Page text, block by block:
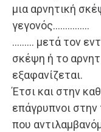
μια αρνητική
γεγονός……………
……… μετά τον
σκέψη ή το
εξαφανίζεται.
Έτσι και στην
επάγρυπνοι
που